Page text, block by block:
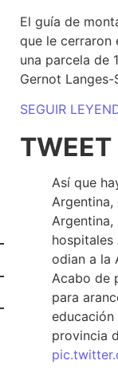
El guía de
que le cerraron
una parcela de
Gernot Langes-
SEGUIR
TWEET
Así que
Argentina,
Argentina,
hospitales
odian a la
Acabo de
para
educación
provincia